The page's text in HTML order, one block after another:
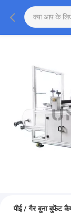
पीई / गैर बुना बुफेंट